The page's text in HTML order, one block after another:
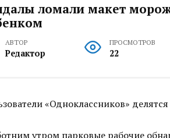
ломали макет
АВТОР
Редактор
ПРОСМОТРОВ
22
«Одноклассников»
утром парковые рабочие